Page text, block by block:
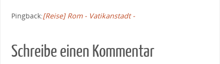
Pingback:[Reise] Rom - Vatikanstadt -
Schreibe einen Kommentar